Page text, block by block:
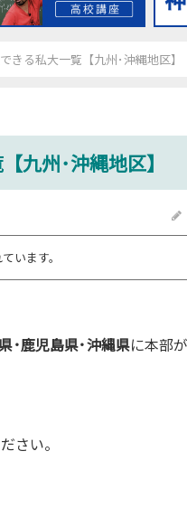
きる私大一覧【九州･沖縄地区】
九州･沖縄地区】
います。
･鹿児島県･沖縄県に本部
さい。